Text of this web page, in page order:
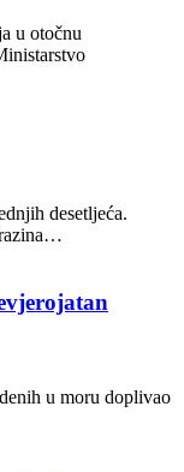
u otočnu
desetljeća.
u moru doplivao